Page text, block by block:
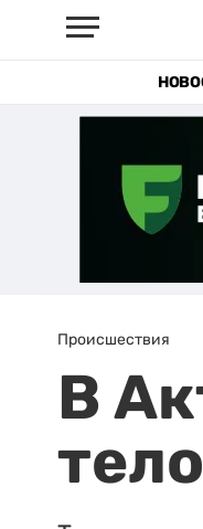
Происшествия
В